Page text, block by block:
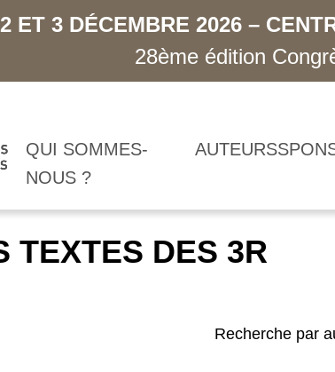
2 ET 3 DÉCEMBRE 2026 –
28ème édition
QUI SOMMES-
NOUS ?
AUTEURS
TEXTES DES 3R
Recherche par